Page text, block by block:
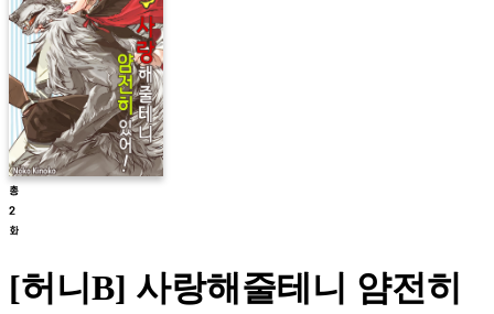
[허니B] 사랑해줄테니 얌전히